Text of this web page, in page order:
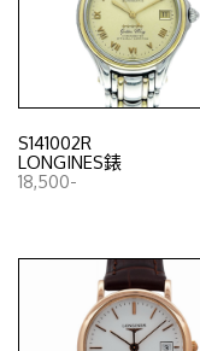
S141002R
LONGINES錶
18,500-